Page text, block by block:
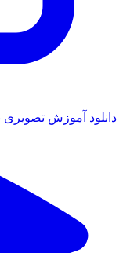
دانلود آموزش تصویری